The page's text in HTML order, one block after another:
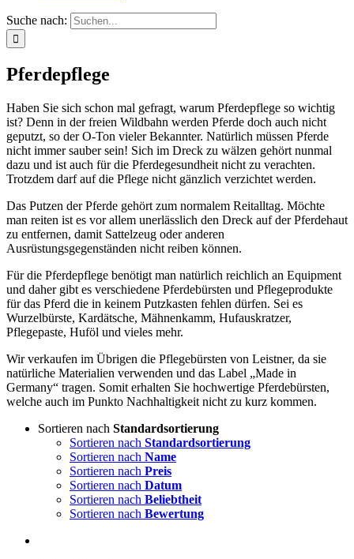
Suche nach:
Pferdepflege
Haben Sie sich schon mal gefragt, warum Pferdepflege so wichtig
ist? Denn in der freien Wildbahn werden Pferde doch auch nicht
geputzt, so der O-Ton vieler Bekannter. Natürlich müssen Pferde
nicht immer sauber sein! Sich im Dreck zu wälzen gehört nunmal
dazu und ist auch für die Pferdegesundheit nicht zu verachten.
Trotzdem darf auf die Pflege nicht gänzlich verzichtet werden.
Das Putzen der Pferde gehört zum normalem Reitalltag. Möchte
man reiten ist es vor allem unerlässlich den Dreck auf der Pferdehaut
zu entfernen, damit Sattelzeug oder anderen
Ausrüstungsgegenständen nicht reiben können.
Für die Pferdepflege benötigt man natürlich reichlich an Equipment
und daher gibt es verschiedene Pferdebürsten und Pflegeprodukte
für das Pferd die in keinem Putzkasten fehlen dürfen. Sei es
Wurzelbürste, Kardätsche, Mähnenkamm, Hufauskratzer,
Pflegepaste, Huföl und vieles mehr.
Wir verkaufen im Übrigen die Pflegebürsten von Leistner, da sie
natürliche Materialien verwenden und das Label „Made in
Germany“ tragen. Somit erhalten Sie hochwertige Pferdebürsten,
welche auch im Punkto Nachhaltigkeit nicht zu kurz kommen.
Sortieren nach Standardsortierung
Sortieren nach Standardsortierung
Sortieren nach Name
Sortieren nach Preis
Sortieren nach Datum
Sortieren nach Beliebtheit
Sortieren nach Bewertung